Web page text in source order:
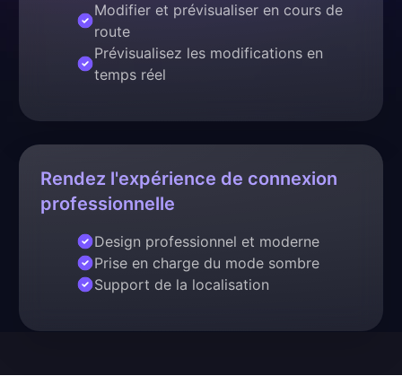
Modifier et prévisualiser en cours de
route
Prévisualisez les modifications en
temps réel
Rendez l'expérience de connexion
professionnelle
Design professionnel et moderne
Prise en charge du mode sombre
Support de la localisation